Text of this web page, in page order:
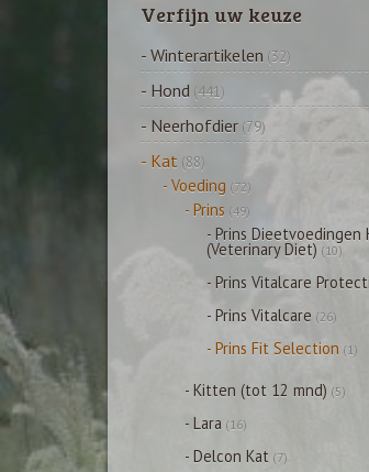
Verfijn uw keuze
- Winterartikelen (32)
- Hond (441)
- Neerhofdier (79)
- Kat (88)
- Voeding (72)
- Prins (49)
- Prins Dieetvoedingen
(Veterinary Diet) (10)
- Prins Vitalcare
- Prins Vitalcare (26)
- Prins Fit Selection (1)
- Kitten (tot 12 mnd) (5)
- Lara (16)
- Delcon Kat (7)